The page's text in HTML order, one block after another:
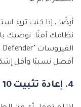
أيضًا ، إذا كنت تريد
نظامك آمنًا. نوصيك
أفضل نسبيًا وأقل
4. إعادة تثبيت Windows 10